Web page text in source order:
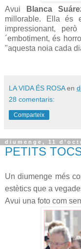
Avui Blanca
millorable. Ella és
impressionant,
´embotiment, és
"aquesta noia cada
LA VIDA ÉS ROSA en
28 comentaris:
Comparteix
diumenge, 11
PETITS
Un diumenge més
estètics que a
Avui una foto com